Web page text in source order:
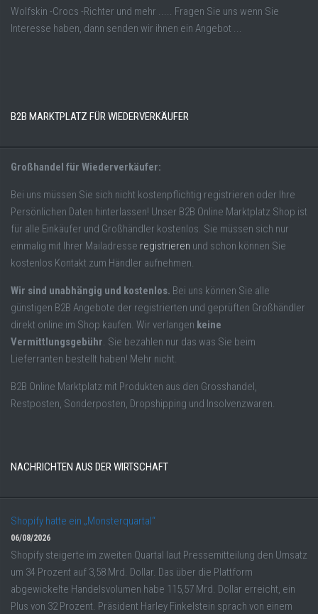
Wolfskin -Crocs -Richter und mehr ..... Fragen Sie uns wenn Sie
Interesse haben, dann senden wir ihnen ein Angebot ...
B2B MARKTPLATZ FÜR WIEDERVERKÄUFER
Großhandel für Wiederverkäufer:
Bei uns müssen Sie sich nicht kostenpflichtig registrieren oder Ihre
Persönlichen Daten hinterlassen! Unser B2B Online Marktplatz Shop ist
für alle Einkäufer und Großhändler kostenlos. Sie müssen sich nur
einmalig mit Ihrer Mailadresse registrieren und schon können Sie
kostenlos Kontakt zum Händler aufnehmen.
Wir sind unabhängig und kostenlos. Bei uns können Sie alle
günstigen B2B Angebote der registrierten und geprüften Großhändler
direkt online im Shop kaufen. Wir verlangen keine
Vermittlungsgebühr. Sie bezahlen nur das was Sie beim
Lieferranten bestellt haben! Mehr nicht.
B2B Online Marktplatz mit Produkten aus den Grosshandel,
Restposten, Sonderposten, Dropshipping und Insolvenzwaren.
NACHRICHTEN AUS DER WIRTSCHAFT
Shopify hatte ein „Monsterquartal“
06/08/2026
Shopify steigerte im zweiten Quartal laut Pressemitteilung den Umsatz
um 34 Prozent auf 3,58 Mrd. Dollar. Das über die Plattform
abgewickelte Handelsvolumen habe 115,57 Mrd. Dollar erreicht, ein
Plus von 32 Prozent. Präsident Harley Finkelstein sprach von einem